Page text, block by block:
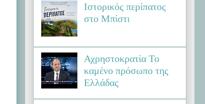
Ιστορικός περίπατος
στο Μπίστι
Αχρηστοκρατία Το
καμένο πρόσωπο της
Ελλάδας